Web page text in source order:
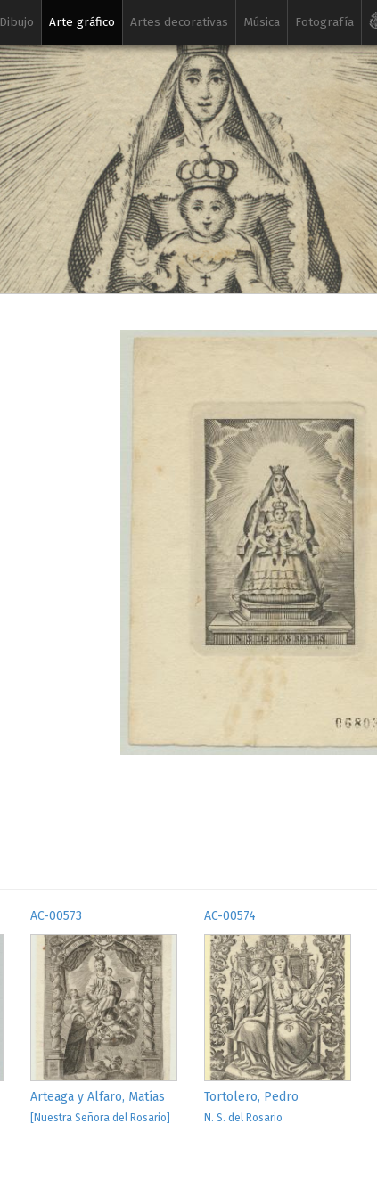
Dibujo Arte gráfico Artes decorativas Música Fotografía
AC-00573
Arteaga y Alfaro, Matías
[Nuestra Señora del Rosario]
AC-00574
Tortolero, Pedro
N. S. del Rosario